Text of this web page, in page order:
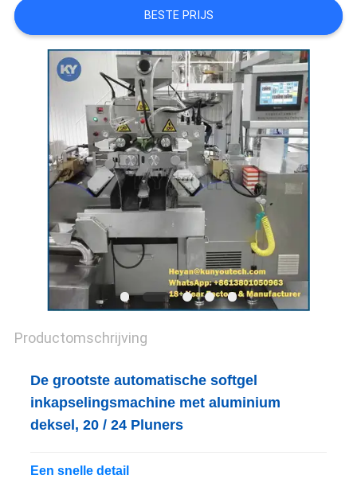
OFFERTE
SITEMAP
PRIVACY
POLICY
BESTE PRIJS
Productomschrijving
De grootste automatische softgel
inkapselingsmachine met aluminium
deksel, 20 / 24 Pluners
Een snelle detail